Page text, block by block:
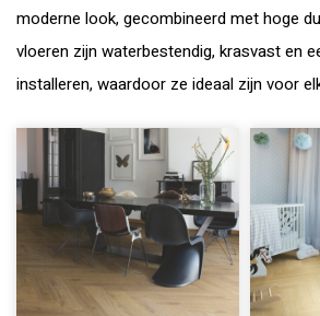
moderne look, gecombineerd met hoge
vloeren zijn waterbestendig, krasvast en
installeren, waardoor ze ideaal zijn voor